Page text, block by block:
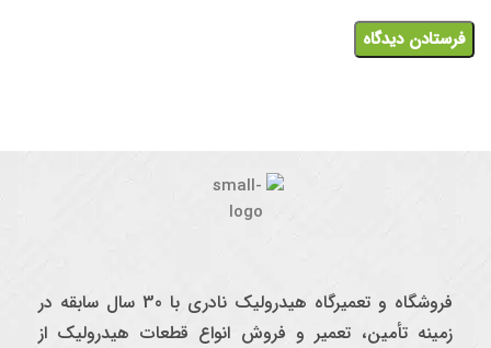
فروشگاه و تعمیرگاه هیدرولیک نادری با 30 سال سابقه در
زمینه تأمین، تعمیر و فروش انواع قطعات هیدرولیک از